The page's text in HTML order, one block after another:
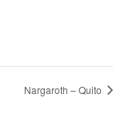
Nargaroth – Quito